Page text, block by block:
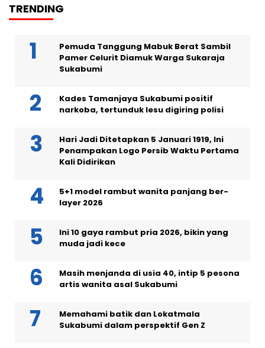
TRENDING
Pemuda Tanggung Mabuk Berat Sambil
Pamer Celurit Diamuk Warga Sukaraja
Sukabumi
Kades Tamanjaya Sukabumi positif
narkoba, tertunduk lesu digiring polisi
Hari Jadi Ditetapkan 5 Januari 1919, Ini
Penampakan Logo Persib Waktu Pertama
Kali Didirikan
5+1 model rambut wanita panjang ber-
layer 2026
Ini 10 gaya rambut pria 2026, bikin yang
muda jadi kece
Masih menjanda di usia 40, intip 5 pesona
artis wanita asal Sukabumi
Memahami batik dan Lokatmala
Sukabumi dalam perspektif Gen Z